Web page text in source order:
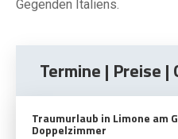
Gegenden Italiens.
Termine | Preise |
Traumurlaub in Limone am
Doppelzimmer